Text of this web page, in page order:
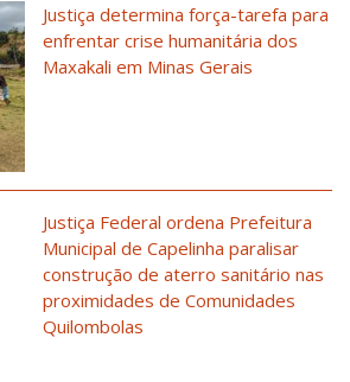
Justiça determina força-tarefa para
enfrentar crise humanitária dos
Maxakali em Minas Gerais
Justiça Federal ordena Prefeitura
Municipal de Capelinha paralisar
construção de aterro sanitário nas
proximidades de Comunidades
Quilombolas